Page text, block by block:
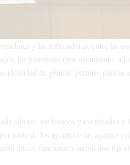
y las trabajadoras, entre las
las parentales (por nacimiento,
de género, permiso para la
laboral, los francos y los feriados
parte de los agentes o las agentes
único, funcional y móvil que fija